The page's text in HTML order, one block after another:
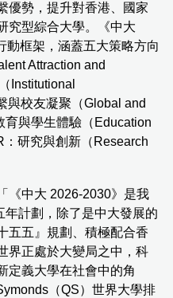
優勢，提升對香港、國家
究型綜合大學。《中大
動框架，涵蓋五大策略方向
Attraction and
Institutional
與校友凝聚（Global and
與學生體驗（Education
研究與創新（Research
《中大 2026-2030》是我
計劃，除了是中大發展的
五五』規劃、積極配合香
界正處於大變局之中，科
定義大學在社會中的角
（QS）世界大學排